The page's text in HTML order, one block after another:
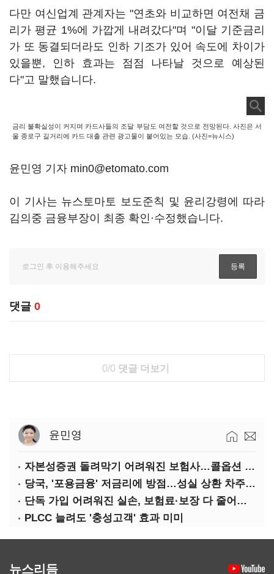
다만 여신업계 관계자는 "연초와 비교하면 여전채 금
리가 평균 1%에 가깝게 내려갔다"며 "이달 기준금리
가 또 동결되더라도 인하 기조가 있어 속도에 차이가
있을뿐, 인하 효과는 점점 나타날 것으로 예상된
다"고 말했습니다.
금리 불확실성이 커지며 카드사들의 조달 부담도 여전할 것으로 전망된다. 사진은 서
울 종로구 길거리에 카드 대출 관련 광고물이 붙어있는 모습. (사진=뉴시스)
윤민영 기자 min0@etomato.com
이 기사는 뉴스토마토 보도준칙 및 윤리강령에 따라
김의중 금융부장이 최종 확인·수정했습니다.
댓글 0
0/0 댓글 더보기
윤민영
자본성증권 돌려막기 어려워진 보험사…콜옵션 부담 급증
당국, '포용금융' 저금리에 방점…성실 상환 차주는 '역차별'
단독 가입 어려워진 실손, 보험료·보장 다 줄어든 5세대는?
PLCC 늘려도 '충성고객' 효과 미미
뉴스리듬